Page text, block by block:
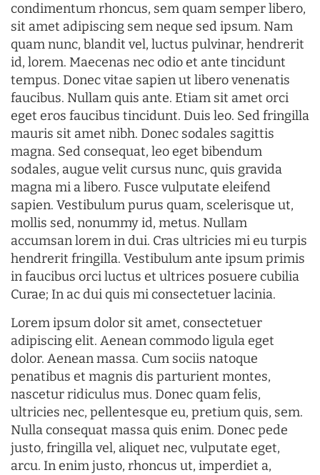
condimentum rhoncus, sem quam semper libero,
sit amet adipiscing sem neque sed ipsum. Nam
quam nunc, blandit vel, luctus pulvinar, hendrerit
id, lorem. Maecenas nec odio et ante tincidunt
tempus. Donec vitae sapien ut libero venenatis
faucibus. Nullam quis ante. Etiam sit amet orci
eget eros faucibus tincidunt. Duis leo. Sed fringilla
mauris sit amet nibh. Donec sodales sagittis
magna. Sed consequat, leo eget bibendum
sodales, augue velit cursus nunc, quis gravida
magna mi a libero. Fusce vulputate eleifend
sapien. Vestibulum purus quam, scelerisque ut,
mollis sed, nonummy id, metus. Nullam
accumsan lorem in dui. Cras ultricies mi eu turpis
hendrerit fringilla. Vestibulum ante ipsum primis
in faucibus orci luctus et ultrices posuere cubilia
Curae; In ac dui quis mi consectetuer lacinia.
Lorem ipsum dolor sit amet, consectetuer
adipiscing elit. Aenean commodo ligula eget
dolor. Aenean massa. Cum sociis natoque
penatibus et magnis dis parturient montes,
nascetur ridiculus mus. Donec quam felis,
ultricies nec, pellentesque eu, pretium quis, sem.
Nulla consequat massa quis enim. Donec pede
justo, fringilla vel, aliquet nec, vulputate eget,
arcu. In enim justo, rhoncus ut, imperdiet a,